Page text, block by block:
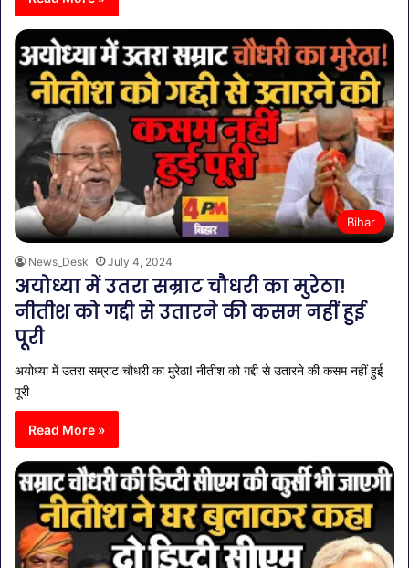
Bihar
News_Desk July 4, 2024
अयोध्या में उतरा सम्राट चौधरी का मुरेठा!
नीतीश को गद्दी से उतारने की कसम नहीं हुई
पूरी
अयोध्या में उतरा सम्राट चौधरी का मुरेठा! नीतीश को गद्दी से उतारने की कसम नहीं हुई
पूरी
Read More »